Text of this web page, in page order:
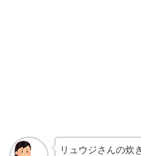
リュウジさんの炊